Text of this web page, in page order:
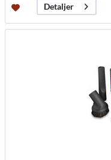
Detaljer